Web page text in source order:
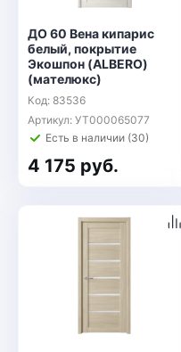
ДО 60 Вена кипарис
белый, покрытие
Экошпон (ALBERO)
(мателюкс)
Код: 83536
Артикул: УТ000065077
Есть в наличии (30)
4 175 руб.